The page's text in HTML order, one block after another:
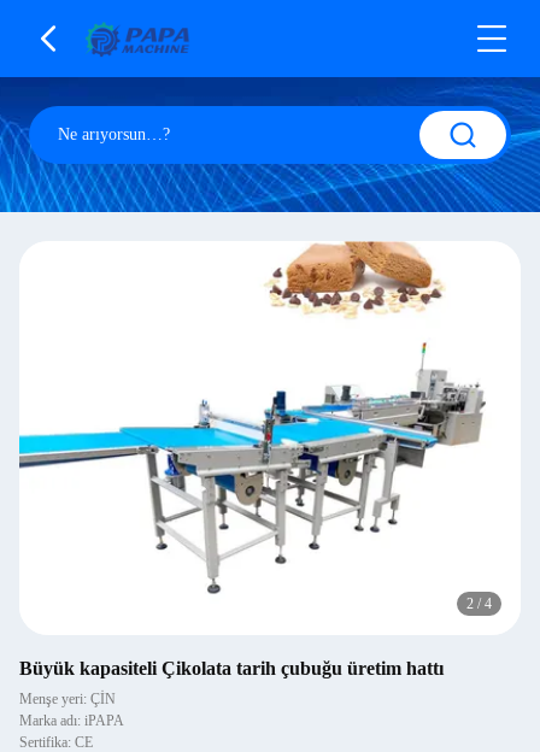
3 / 4
Büyük kapasiteli Çikolata tarih çubuğu üretim hattı
Menşe yeri: ÇİN
Marka adı: iPAPA
Sertifika: CE